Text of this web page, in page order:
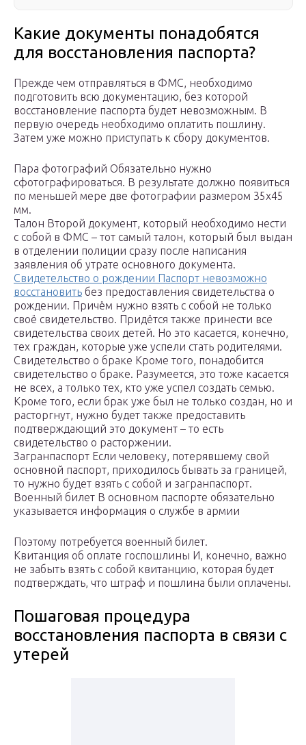
Какие документы понадобятся
для восстановления паспорта?
Прежде чем отправляться в ФМС, необходимо
подготовить всю документацию, без которой
восстановление паспорта будет невозможным. В
первую очередь необходимо оплатить пошлину.
Затем уже можно приступать к сбору документов.
Пара фотографий Обязательно нужно
сфотографироваться. В результате должно появиться
по меньшей мере две фотографии размером 35х45
мм.
Талон Второй документ, который необходимо нести
с собой в ФМС – тот самый талон, который был выдан
в отделении полиции сразу после написания
заявления об утрате основного документа.
Свидетельство о рождении Паспорт невозможно
восстановить без предоставления свидетельства о
рождении. Причём нужно взять с собой не только
своё свидетельство. Придётся также принести все
свидетельства своих детей. Но это касается, конечно,
тех граждан, которые уже успели стать родителями.
Свидетельство о браке Кроме того, понадобится
свидетельство о браке. Разумеется, это тоже касается
не всех, а только тех, кто уже успел создать семью.
Кроме того, если брак уже был не только создан, но и
расторгнут, нужно будет также предоставить
подтверждающий это документ – то есть
свидетельство о расторжении.
Загранпаспорт Если человеку, потерявшему свой
основной паспорт, приходилось бывать за границей,
то нужно будет взять с собой и загранпаспорт.
Военный билет В основном паспорте обязательно
указывается информация о службе в армии
Поэтому потребуется военный билет.
Квитанция об оплате госпошлины И, конечно, важно
не забыть взять с собой квитанцию, которая будет
подтверждать, что штраф и пошлина были оплачены.
Пошаговая процедура
восстановления паспорта в связи с
утерей